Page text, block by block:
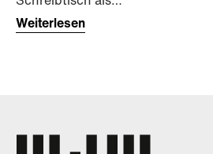
Weiterlesen